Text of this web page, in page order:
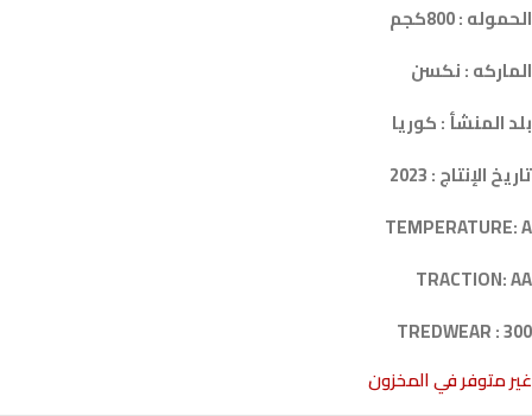
الحموله : 800كجم
الماركه : نكسن
بلد المنشأ : كوريا
تاريخ الإنتاج : 2023
TEMPERATURE: A
TRACTION: AA
TREDWEAR : 300
غير متوفر في المخزون